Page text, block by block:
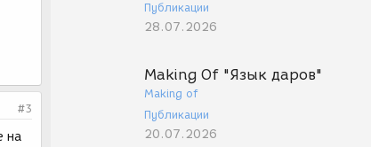
Публикации
28.07.2026
Making Of "Язык даров"
Making of
Публикации
20.07.2026
#3
на